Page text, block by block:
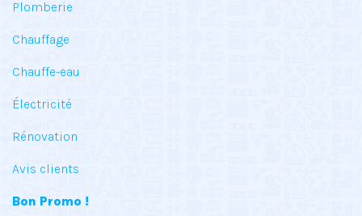
Plomberie
Chauffage
Chauffe-eau
Électricité
Rénovation
Avis clients
Bon Promo !